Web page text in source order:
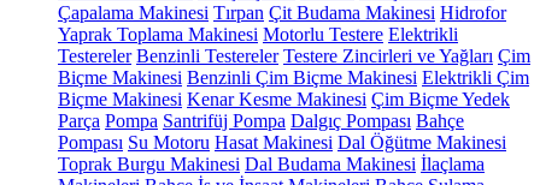
Çapalama Makinesi Tırpan Çit Budama Makinesi Hidrofor
Yaprak Toplama Makinesi Motorlu Testere Elektrikli
Testereler Benzinli Testereler Testere Zincirleri ve Yağları Çim
Biçme Makinesi Benzinli Çim Biçme Makinesi Elektrikli Çim
Biçme Makinesi Kenar Kesme Makinesi Çim Biçme Yedek
Parça Pompa Santrifüj Pompa Dalgıç Pompası Bahçe
Pompası Su Motoru Hasat Makinesi Dal Öğütme Makinesi
Toprak Burgu Makinesi Dal Budama Makinesi İlaçlama